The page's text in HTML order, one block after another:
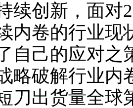
续创新，面对
内卷的行业现
自己的应对之
略破解行业内
刀出货量全球